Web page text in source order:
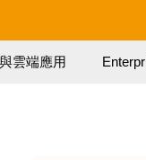
雲端應用